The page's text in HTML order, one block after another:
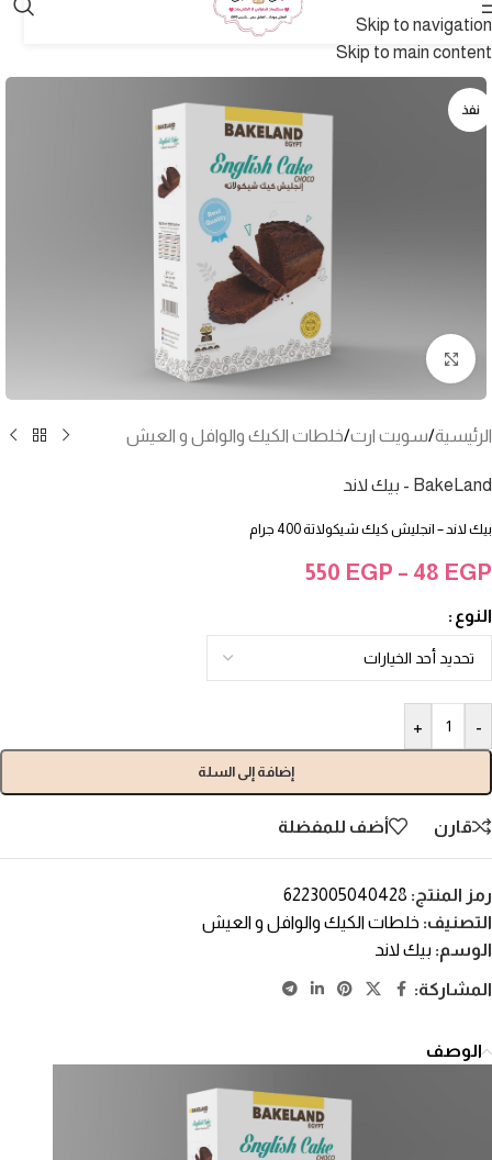
Skip to navigation
Skip to main content
نفذ
انقر للتكبير
الرئيسية/سويت ارت/خلطات الكيك والوافل و العيش
BakeLand - بيك لاند
بيك لاند – انجليش كيك شيكولاتة 400 جرام
48 EGP
–
550 EGP
النوع
-
+
إضافة إلى السلة
قارن أضف للمفضلة
رمز المنتج: 6223005040428
التصنيف: خلطات الكيك والوافل و العيش
الوسم: بيك لاند
المشاركة:
الوصف